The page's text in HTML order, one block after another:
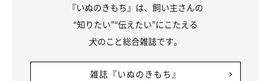
『いぬのきもち』は、飼い主さんの
“知りたい”“伝えたい”にこたえる
犬のこと総合雑誌です。
雑誌『いぬのきもち』